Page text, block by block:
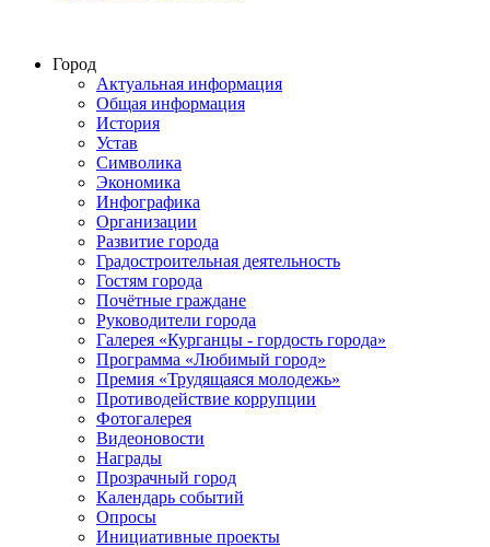
Город
Актуальная информация
Общая информация
История
Устав
Символика
Экономика
Инфографика
Организации
Развитие города
Градостроительная деятельность
Гостям города
Почётные граждане
Руководители города
Галерея «Курганцы - гордость города»
Программа «Любимый город»
Премия «Трудящаяся молодежь»
Противодействие коррупции
Фотогалерея
Видеоновости
Награды
Прозрачный город
Календарь событий
Опросы
Инициативные проекты